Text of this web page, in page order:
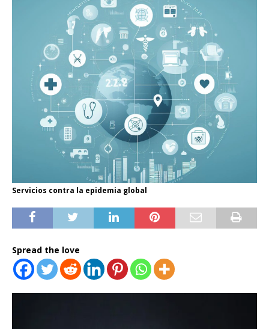
Servicios contra la epidemia global
Spread the love